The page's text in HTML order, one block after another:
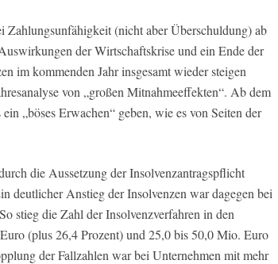
Zahlungsunfähigkeit (nicht aber Überschuldung) ab
der Wirtschaftskrise und ein Ende der
im kommenden Jahr insgesamt wieder steigen
von „großen Mitnahmeeffekten“. Ab dem
„böses Erwachen“ geben, wie es von Seiten der
die Aussetzung der Insolvenzantragspflicht
deutlicher Anstieg der Insolvenzen war dagegen bei
stieg die Zahl der Insolvenzverfahren in den
(plus 26,4 Prozent) und 25,0 bis 50,0 Mio. Euro
der Fallzahlen war bei Unternehmen mit mehr